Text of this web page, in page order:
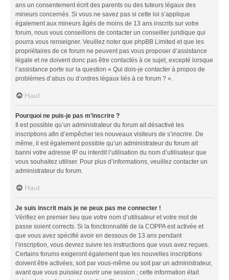
ans un consentement écrit des parents ou des tuteurs légaux des
mineurs concernés. Si vous ne savez pas si cette loi s’applique
également aux mineurs âgés de moins de 13 ans inscrits sur votre
forum, nous vous conseillons de contacter un conseiller juridique qui
pourra vous renseigner. Veuillez noter que phpBB Limited et que les
propriétaires de ce forum ne peuvent pas vous proposer d’assistance
légale et ne doivent donc pas être contactés à ce sujet, excepté lorsque
l’assistance porte sur la question « Qui dois-je contacter à propos de
problèmes d’abus ou d’ordres légaux liés à ce forum ? ».
Haut
Pourquoi ne puis-je pas m’inscrire ?
Il est possible qu’un administrateur du forum ait désactivé les
inscriptions afin d’empêcher les nouveaux visiteurs de s’inscrire. De
même, il est également possible qu’un administrateur du forum ait
banni votre adresse IP ou interdit l’utilisation du nom d’utilisateur que
vous souhaitez utiliser. Pour plus d’informations, veuillez contacter un
administrateur du forum.
Haut
Je suis inscrit mais je ne peux pas me connecter !
Vérifiez en premier lieu que votre nom d’utilisateur et votre mot de
passe soient corrects. Si la fonctionnalité de la COPPA est activée et
que vous avez spécifié avoir en dessous de 13 ans pendant
l’inscription, vous devrez suivre les instructions que vous avez reçues.
Certains forums exigeront également que les nouvelles inscriptions
doivent être activées, soit par vous-même ou soit par un administrateur,
avant que vous puissiez ouvrir une session ; cette information était